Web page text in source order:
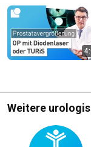
Weitere